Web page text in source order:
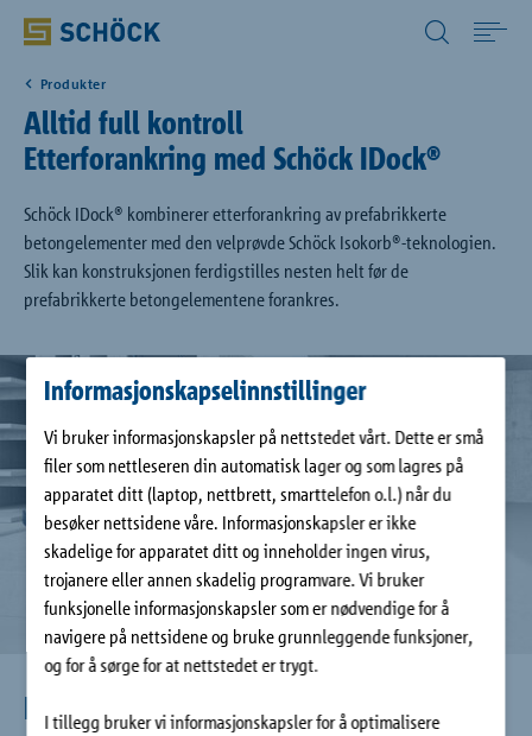
Informasjonskapselinnstillinger
Vi bruker informasjonskapsler på nettstedet vårt. Dette er små
filer som nettleseren din automatisk lager og som lagres på
apparatet ditt (laptop, nettbrett, smarttelefon o.l.) når du
besøker nettsidene våre. Informasjonskapsler er ikke
skadelige for apparatet ditt og inneholder ingen virus,
trojanere eller annen skadelig programvare. Vi bruker
funksjonelle informasjonskapsler som er nødvendige for å
navigere på nettsidene og bruke grunnleggende funksjoner,
og for å sørge for at nettstedet er trygt.
I tillegg bruker vi informasjonskapsler for å optimalisere
Bruksområde
Produkter
Nedlastinger
Referanser
Bedrift
Kontakt
Norway (NO) Norsk
Produkter
Alltid full kontroll
Etterforankring med Schöck IDock®
Schöck IDock® kombinerer etterforankring av prefabrikkerte
betongelementer med den velprøvde Schöck Isokorb®-teknologien.
Slik kan konstruksjonen ferdigstilles nesten helt før de
prefabrikkerte betongelementene forankres.
Den nye byggeprosessen